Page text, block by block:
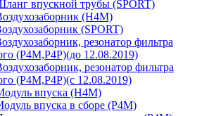
впускной трубы (SPORT)
(Н4М)
(SPORT)
резонатор фильтра
(P4M,P4P)(до 12.08.2019)
резонатор фильтра
(P4M,P4P)(с 12.08.2019)
впуска (Н4М)
впуска в сборе (P4M)